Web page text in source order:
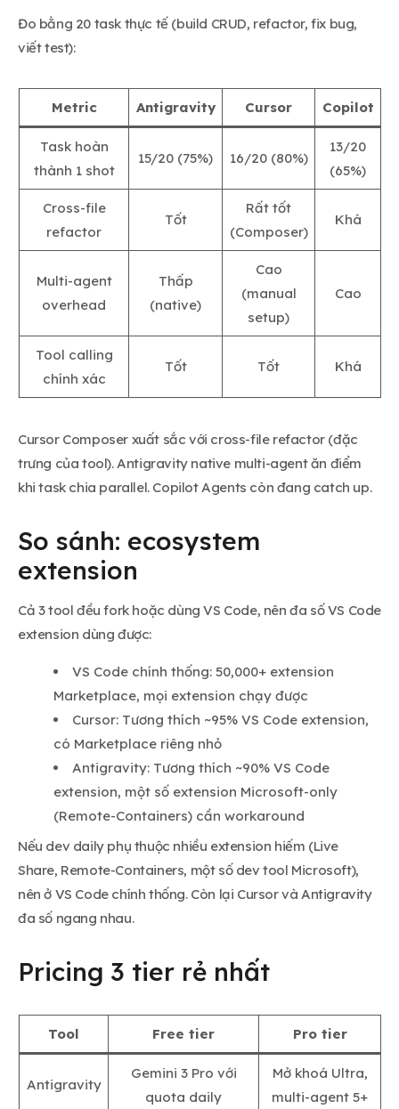
Đo bằng 20 task thực tế (build CRUD, refactor, fix bug,
viết test):
Metric Antigravity Cursor Copilot
Task hoàn
thành 1 shot
15/20 (75%) 16/20 (80%)
13/20
(65%)
Cross-file
refactor
Tốt
Rất tốt
(Composer)
Khá
Multi-agent
overhead
Thấp
(native)
Cao
(manual
setup)
Cao
Tool calling
chính xác
Tốt Tốt Khá
Cursor Composer xuất sắc với cross-file refactor (đặc
trưng của tool). Antigravity native multi-agent ăn điểm
khi task chia parallel. Copilot Agents còn đang catch up.
So sánh: ecosystem
extension
Cả 3 tool đều fork hoặc dùng VS Code, nên đa số VS Code
extension dùng được:
VS Code chính thống: 50,000+ extension
Marketplace, mọi extension chạy được
Cursor: Tương thích ~95% VS Code extension,
có Marketplace riêng nhỏ
Antigravity: Tương thích ~90% VS Code
extension, một số extension Microsoft-only
(Remote-Containers) cần workaround
Nếu dev daily phụ thuộc nhiều extension hiếm (Live
Share, Remote-Containers, một số dev tool Microsoft),
nên ở VS Code chính thống. Còn lại Cursor và Antigravity
đa số ngang nhau.
Pricing 3 tier rẻ nhất
Tool Free tier Pro tier
Antigravity
Gemini 3 Pro với
quota daily
Mở khoá Ultra,
multi-agent 5+